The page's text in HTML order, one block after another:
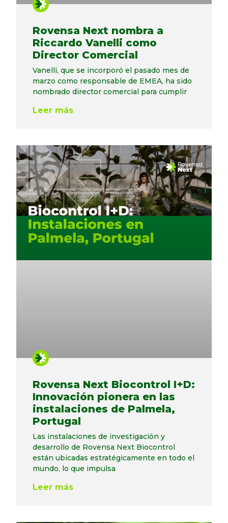
Rovensa Next nombra a
Riccardo Vanelli como
Director Comercial
Vanelli, que se incorporó el pasado mes de
marzo como responsable de EMEA, ha sido
nombrado director comercial para cumplir
Leer más
Rovensa Next Biocontrol I+D:
Innovación pionera en las
instalaciones de Palmela,
Portugal
Las instalaciones de investigación y
desarrollo de Rovensa Next Biocontrol
están ubicadas estratégicamente en todo el
mundo, lo que impulsa
Leer más